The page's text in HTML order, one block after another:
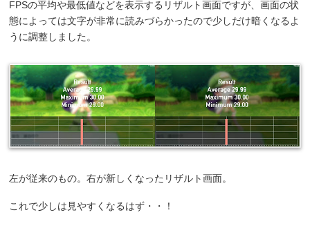
FPSの平均や最低値などを表示するリザルト画面ですが、画面の状
態によっては文字が非常に読みづらかったので少しだけ暗くなるよ
うに調整しました。
左が従来のもの。右が新しくなったリザルト画面。
これで少しは見やすくなるはず・・！